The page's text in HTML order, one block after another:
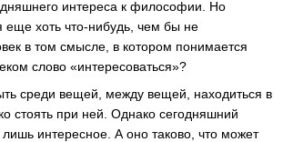
интереса к философии. Но
еще хоть что-нибудь, чем бы не
в том смысле, в котором понимается
слово «интересоваться»?
среди вещей, между вещей, находиться в
стоять при ней. Однако сегодняшний
интересное. А оно таково, что может